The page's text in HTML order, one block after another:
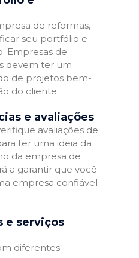
de reformas,
seu portfólio e
Empresas de
devem ter um
de projetos bem-
do cliente.
e avaliações
avaliações de
ter uma ideia da
da empresa de
a garantir que você
empresa confiável
e serviços
diferentes